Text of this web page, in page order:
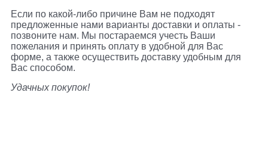
Если по какой-либо причине Вам не подходят
предложенные нами варианты доставки и оплаты -
позвоните нам. Мы постараемся учесть Ваши
пожелания и принять оплату в удобной для Вас
форме, а также осуществить доставку удобным для
Вас способом.
Удачных покупок!